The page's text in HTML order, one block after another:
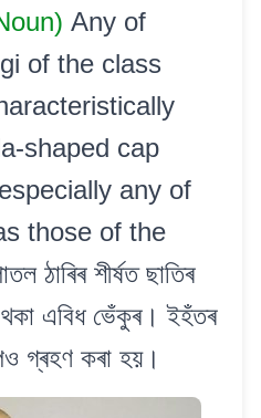
Any of
of the class
shaped cap
any of
those of the
শীৰ্ষত ছাতিৰ
এবিধ ভেঁকুৰ। ইহঁতৰ
গ্ৰহণ কৰা হয়।